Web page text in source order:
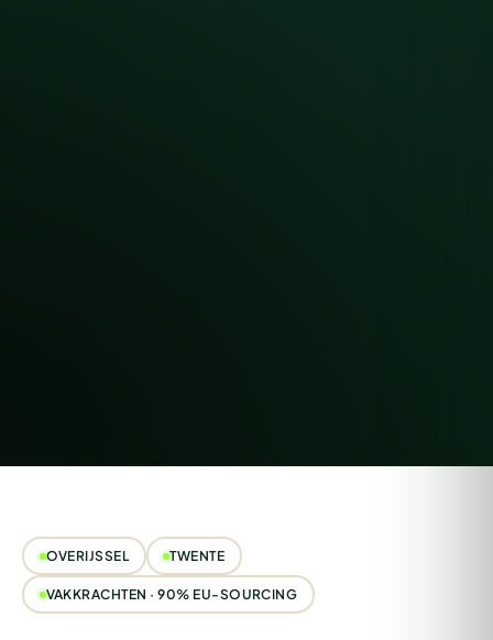
OVERIJSSEL TWENTE
VAKKRACHTEN · 90% EU-SOURCING